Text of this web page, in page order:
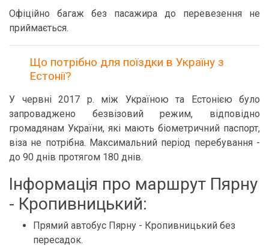
Офіційно багаж без пасажира до перевезення не
приймається.
Що потрібно для поїздки в Україну з
Естонії?
У червні 2017 р. між Україною та Естонією було
запроваджено безвізовий режим, відповідно
громадянам України, які мають біометричний паспорт,
віза не потрібна. Максимальний період перебування -
до 90 днів протягом 180 днів.
Інформація про маршрут Пярну
- Кропивницький:
Прямий автобус Пярну - Кропивницький без
пересадок.